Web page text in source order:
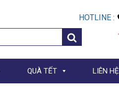
HOTLINE :
QUÀ TẾT LIÊN HỆ